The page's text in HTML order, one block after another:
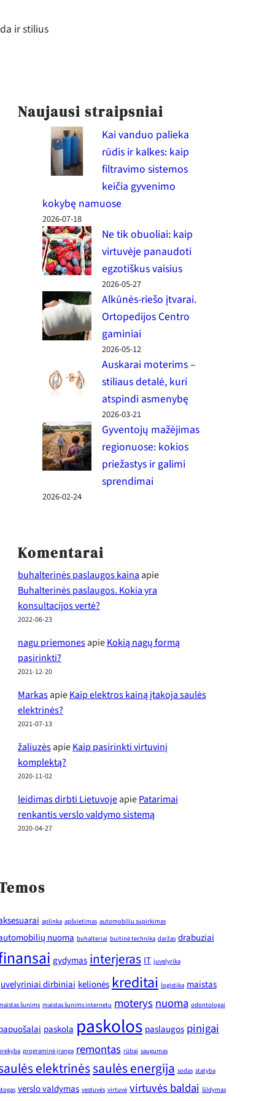
ir stilius
Naujausi straipsniai
Kai vanduo palieka
rūdis ir kalkes: kaip
filtravimo sistemos
keičia gyvenimo
kokybę namuose
2026-07-18
Ne tik obuoliai: kaip
virtuvėje panaudoti
egzotiškus vaisius
2026-05-27
Alkūnės-riešo įtvarai.
Ortopedijos Centro
gaminiai
2026-05-12
Auskarai moterims –
stiliaus detalė, kuri
atspindi asmenybę
2026-03-21
Gyventojų mažėjimas
regionuose: kokios
priežastys ir galimi
sprendimai
2026-02-24
Komentarai
buhalterinės paslaugos kainaapie
Buhalterinės paslaugos. Kokia yra
konsultacijos vertė?
2022-06-23
nagu priemonesapieKokią nagų formą
pasirinkti?
2021-12-20
MarkasapieKaip elektros kainą įtakoja saulės
elektrinės?
2021-07-13
žaliuzėsapieKaip pasirinkti virtuvinį
komplektą?
2020-11-02
leidimas dirbti LietuvojeapiePatarimai
renkantis verslo valdymo sistemą
2020-04-27
aplinka apšvietimas automobiliu supirkimas
nuoma buhalteriai buitinė technika daržas drabuziai
gydymas interjeras IT juvelyrika
dirbiniai kelionėskreditai logistika maistas
šunims maistas šunims internetu moterys nuoma odontologai
paskola paskolos paslaugos pinigai
programinė įranga remontas rūbai saugumas
elektrinėssaulės energija sodas statyba
verslo valdymas vestuvės virtuvė virtuvės baldai šildymas